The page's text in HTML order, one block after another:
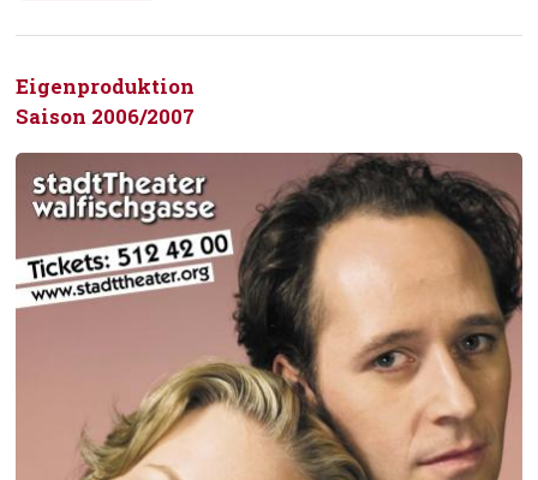
Eigenproduktion
Saison 2006/2007